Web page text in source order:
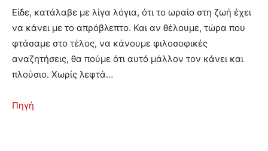
Είδε, κατάλαβε με λίγα λόγια, ότι το ωραίο στη ζωή έχει
να κάνει με το απρόβλεπτο. Και αν θέλουμε, τώρα που
φτάσαμε στο τέλος, να κάνουμε φιλοσοφικές
αναζητήσεις, θα πούμε ότι αυτό μάλλον τον κάνει και
πλούσιο. Χωρίς λεφτά…
Πηγή